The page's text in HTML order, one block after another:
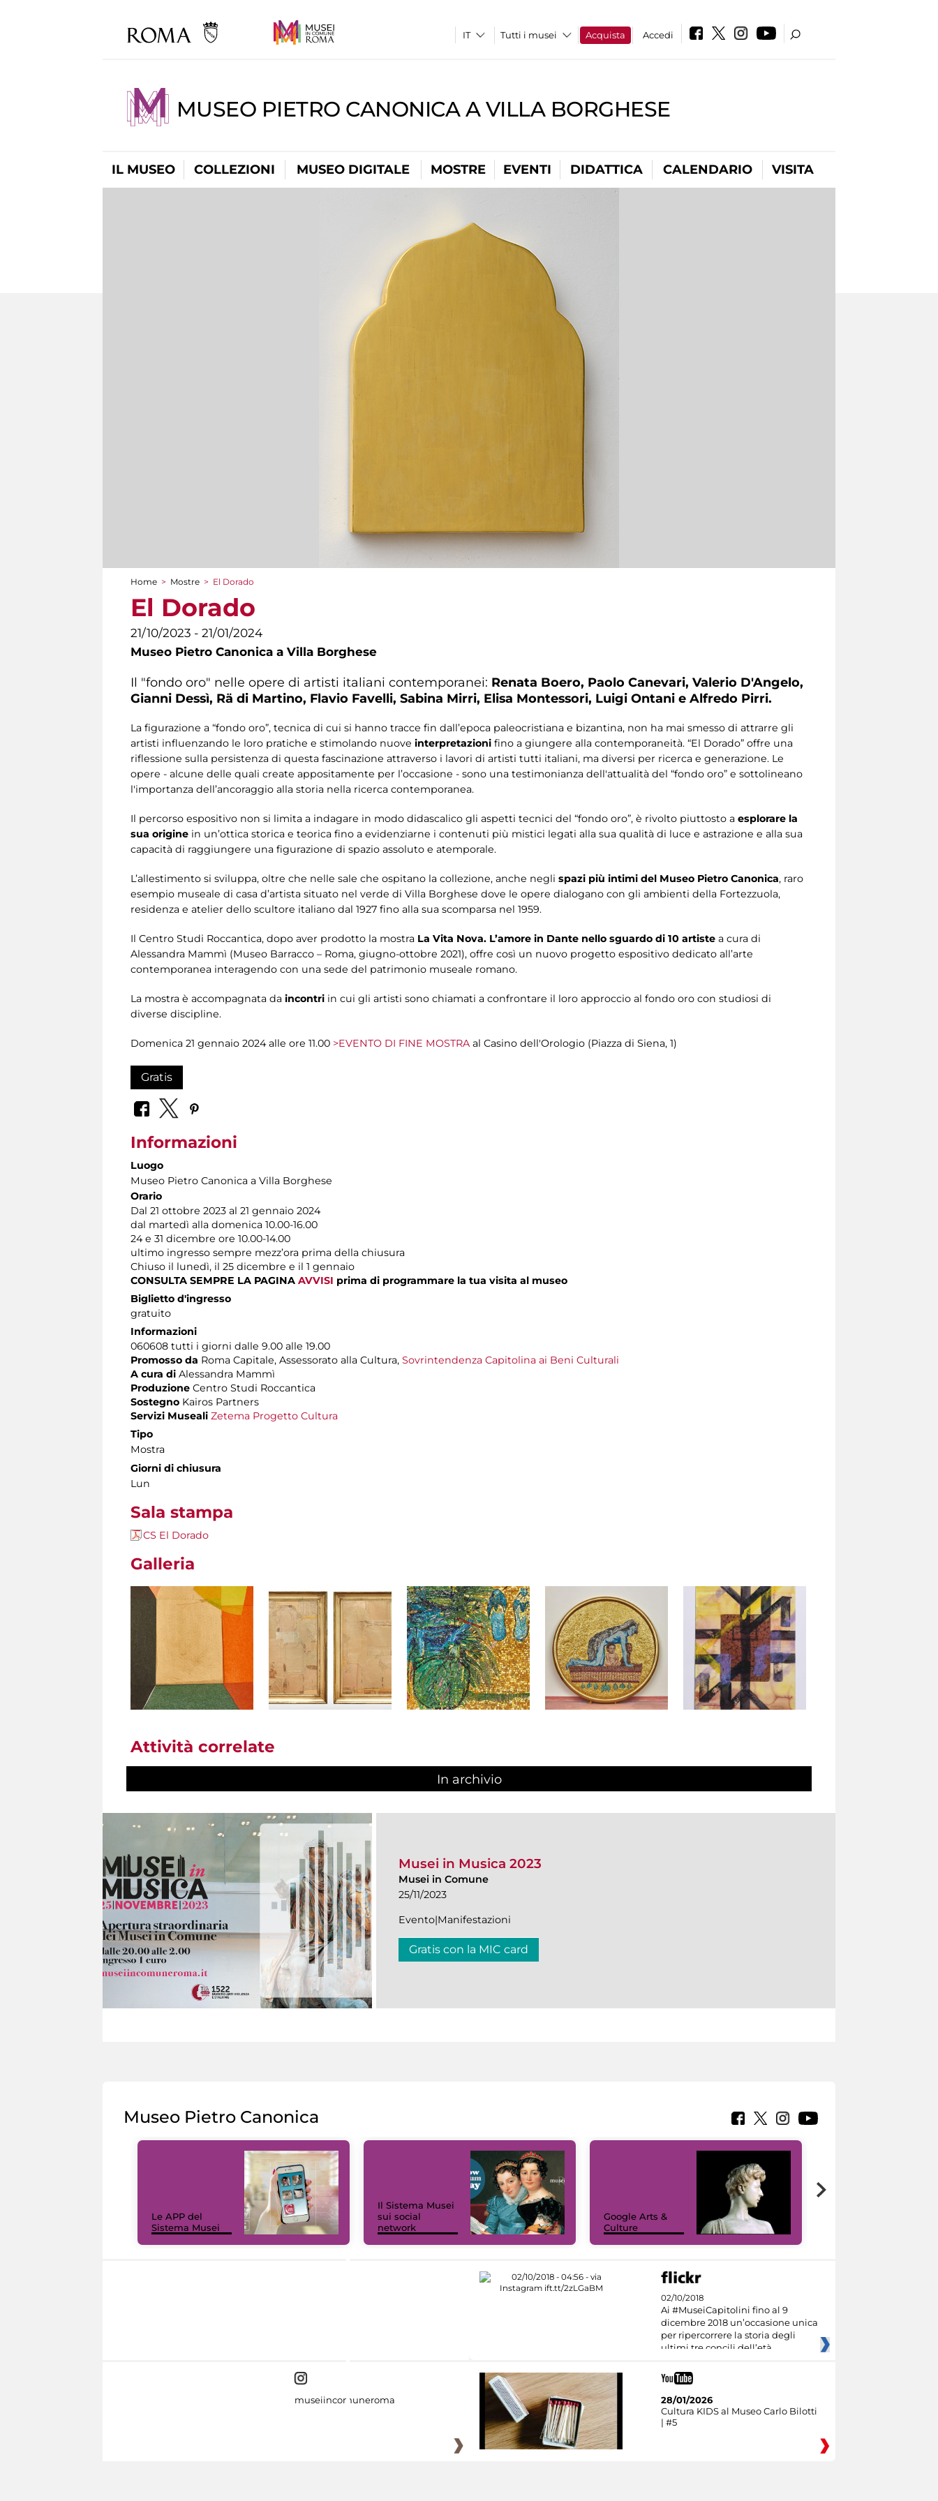
Tutti i musei Acquista Accedi
MUSEO PIETRO CANONICA A VILLA BORGHESE
IL MUSEO COLLEZIONI MUSEO DIGITALE MOSTRE EVENTI DIDATTICA CALENDARIO VISITA
Tu sei qui
Home > Mostre > El Dorado
El Dorado
21/10/2023 - 21/01/2024
Museo Pietro Canonica a Villa Borghese
Il "fondo oro" nelle opere di artisti italiani contemporanei: Renata Boero, Paolo Canevari, Valerio D'Angelo,
Gianni Dessì, Rä di Martino, Flavio Favelli, Sabina Mirri, Elisa Montessori, Luigi Ontani e Alfredo Pirri.
La figurazione a “fondo oro”, tecnica di cui si hanno tracce fin dall’epoca paleocristiana e bizantina, non ha mai smesso di attrarre gli
artisti influenzando le loro pratiche e stimolando nuove interpretazioni fino a giungere alla contemporaneità. “El Dorado” offre una
riflessione sulla persistenza di questa fascinazione attraverso i lavori di artisti tutti italiani, ma diversi per ricerca e generazione. Le
opere - alcune delle quali create appositamente per l’occasione - sono una testimonianza dell'attualità del “fondo oro” e sottolineano
l'importanza dell’ancoraggio alla storia nella ricerca contemporanea.
Il percorso espositivo non si limita a indagare in modo didascalico gli aspetti tecnici del “fondo oro”, è rivolto piuttosto a esplorare la
sua origine in un’ottica storica e teorica fino a evidenziarne i contenuti più mistici legati alla sua qualità di luce e astrazione e alla sua
capacità di raggiungere una figurazione di spazio assoluto e atemporale.
L’allestimento si sviluppa, oltre che nelle sale che ospitano la collezione, anche negli spazi più intimi del Museo Pietro Canonica, raro
esempio museale di casa d’artista situato nel verde di Villa Borghese dove le opere dialogano con gli ambienti della Fortezzuola,
residenza e atelier dello scultore italiano dal 1927 fino alla sua scomparsa nel 1959.
Il Centro Studi Roccantica, dopo aver prodotto la mostra La Vita Nova. L’amore in Dante nello sguardo di 10 artiste a cura di
Alessandra Mammì (Museo Barracco – Roma, giugno-ottobre 2021), offre così un nuovo progetto espositivo dedicato all’arte
contemporanea interagendo con una sede del patrimonio museale romano.
La mostra è accompagnata da incontri in cui gli artisti sono chiamati a confrontare il loro approccio al fondo oro con studiosi di
diverse discipline.
Domenica 21 gennaio 2024 alle ore 11.00 >EVENTO DI FINE MOSTRA al Casino dell'Orologio (Piazza di Siena, 1)
Gratis
Informazioni
Luogo
Museo Pietro Canonica a Villa Borghese
Orario
Dal 21 ottobre 2023 al 21 gennaio 2024
dal martedì alla domenica 10.00-16.00
24 e 31 dicembre ore 10.00-14.00
ultimo ingresso sempre mezz’ora prima della chiusura
Chiuso il lunedì, il 25 dicembre e il 1 gennaio
CONSULTA SEMPRE LA PAGINA AVVISI prima di programmare la tua visita al museo
Biglietto d'ingresso
gratuito
Informazioni
060608 tutti i giorni dalle 9.00 alle 19.00
Promosso da Roma Capitale, Assessorato alla Cultura, Sovrintendenza Capitolina ai Beni Culturali
A cura di Alessandra Mammì
Produzione Centro Studi Roccantica
Sostegno Kairos Partners
Servizi Museali Zetema Progetto Cultura
Tipo
Mostra
Giorni di chiusura
Lun
Sala stampa
CS El Dorado
Galleria
Attività correlate
In archivio
Musei in Musica 2023
Musei in Comune
25/11/2023
Evento|Manifestazioni
Gratis con la MIC card
Museo Pietro Canonica
Le APP del
Sistema Musei
Il Sistema Musei
sui social
network
Google Arts &
Culture
02/10/2018
Ai #MuseiCapitolini fino al 9
dicembre 2018 un’occasione unica
per ripercorrere la storia degli
ultimi tre concili dell’età
museiincomuneroma
28/01/2026
Cultura KIDS al Museo Carlo Bilotti
| #5